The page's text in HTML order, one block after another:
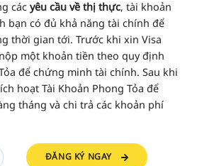
các yêu cầu về thị thực, tài khoản
bạn có đủ khả năng tài chính để
thời gian tới. Trước khi xin Visa
một khoản tiền theo quy định
để chứng minh tài chính. Sau khi
hoạt Tài Khoản Phong Tỏa để
tháng và chi trả các khoản phí
ĐĂNG KÝ NGAY